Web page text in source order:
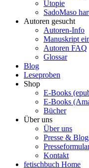
Utopie
SadoMaso
Autoren gesucht
Autoren-Info
Manuskript
Autoren FAQ
Glossar
Blog
Leseproben
Shop
E-Books
E-Books
Bücher
Über uns
Über uns
Presse &
Kontakt
fetischbuch Home